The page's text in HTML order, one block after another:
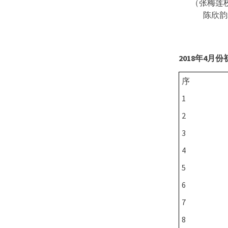
（张梅
陈欣
2018年4月份
序
1
2
3
4
5
6
7
8